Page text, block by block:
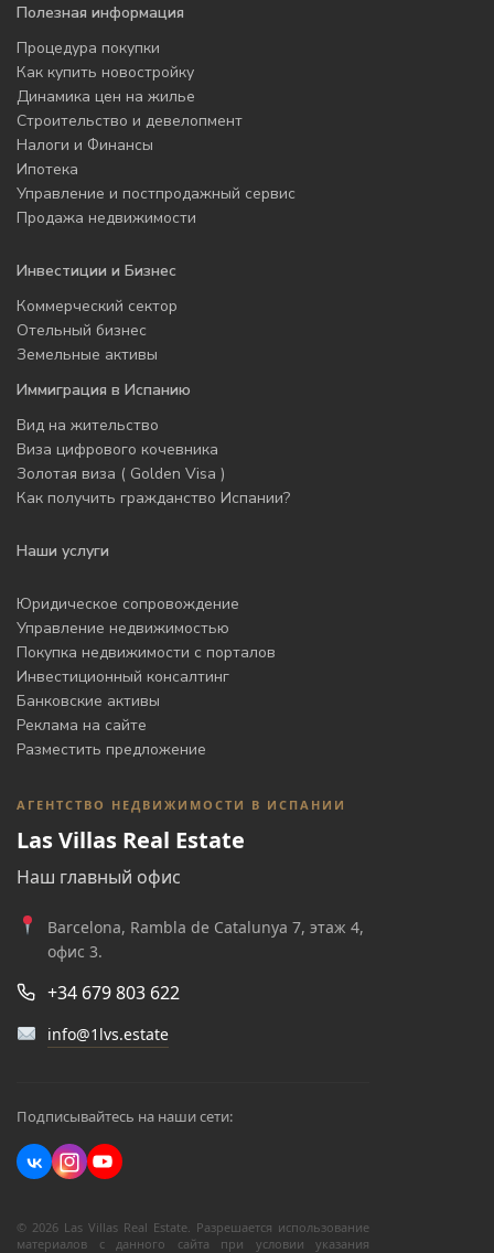
Полезная информация
Процедура покупки
Как купить новостройку
Динамика цен на жилье
Строительство и девелопмент
Налоги и Финансы
Ипотека
Управление и постпродажный сервис
Продажа недвижимости
Инвестиции и Бизнес
Коммерческий сектор
Отельный бизнес
Земельные активы
Иммиграция в Испанию
Вид на жительство
Виза цифрового кочевника
Золотая виза ( Golden Visa )
Как получить гражданство Испании?
Наши услуги
Юридическое сопровождение
Управление недвижимостью
Покупка недвижимости с порталов
Инвестиционный консалтинг
Банковские активы
Реклама на сайте
Разместить предложение
АГЕНТСТВО НЕДВИЖИМОСТИ В ИСПАНИИ
Las Villas Real Estate
Наш главный офис
Barcelona, Rambla de Catalunya 7, этаж 4,
офис 3.
+34 679 803 622
info@1lvs.estate
Подписывайтесь на наши сети:
© 2026 Las Villas Real Estate. Разрешается использование
материалов с данного сайта при условии указания